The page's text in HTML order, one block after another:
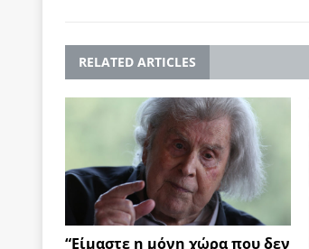
RELATED ARTICLES
“Είμαστε η μόνη χώρα που δεν